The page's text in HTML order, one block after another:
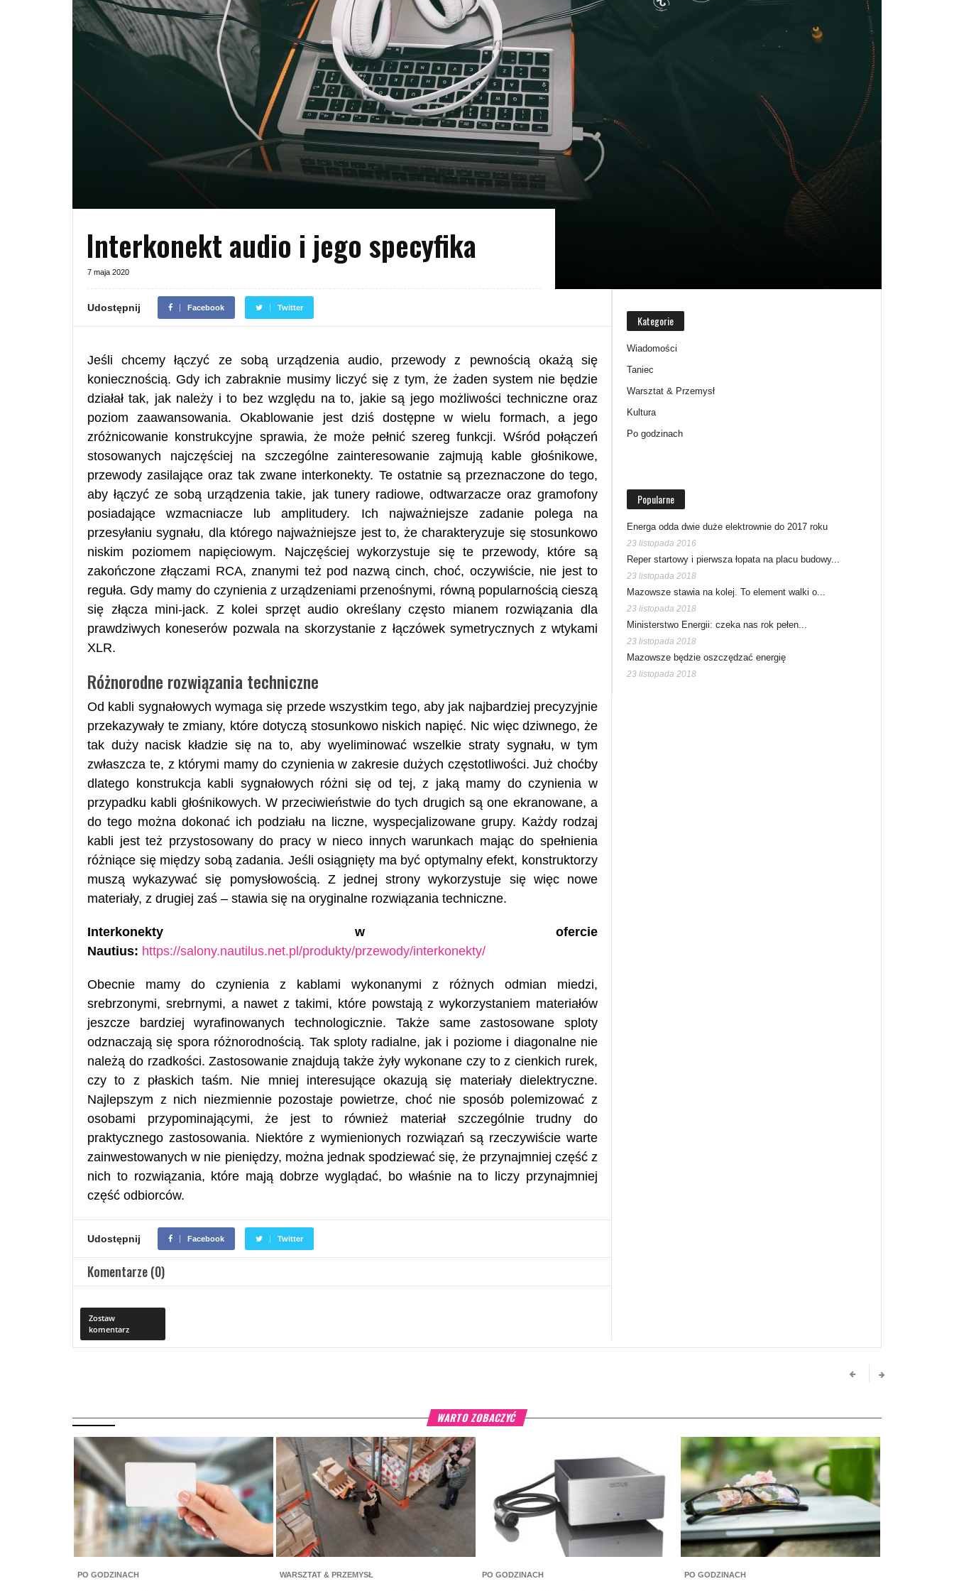
Interkonekt audio i jego specyfika
7 maja 2020
Udostępnij Facebook Twitter
Jeśli chcemy łączyć ze sobą urządzenia audio, przewody z pewnością okażą się
koniecznością. Gdy ich zabraknie musimy liczyć się z tym, że żaden system nie będzie
działał tak, jak należy i to bez względu na to, jakie są jego możliwości techniczne oraz
poziom zaawansowania. Okablowanie jest dziś dostępne w wielu formach, a jego
zróżnicowanie konstrukcyjne sprawia, że może pełnić szereg funkcji. Wśród połączeń
stosowanych najczęściej na szczególne zainteresowanie zajmują kable głośnikowe,
przewody zasilające oraz tak zwane interkonekty. Te ostatnie są przeznaczone do tego,
aby łączyć ze sobą urządzenia takie, jak tunery radiowe, odtwarzacze oraz gramofony
posiadające wzmacniacze lub amplitudery. Ich najważniejsze zadanie polega na
przesyłaniu sygnału, dla którego najważniejsze jest to, że charakteryzuje się stosunkowo
niskim poziomem napięciowym. Najczęściej wykorzystuje się te przewody, które są
zakończone złączami RCA, znanymi też pod nazwą cinch, choć, oczywiście, nie jest to
reguła. Gdy mamy do czynienia z urządzeniami przenośnymi, równą popularnością cieszą
się złącza mini-jack. Z kolei sprzęt audio określany często mianem rozwiązania dla
prawdziwych koneserów pozwala na skorzystanie z łączówek symetrycznych z wtykami
XLR.
Różnorodne rozwiązania techniczne
Od kabli sygnałowych wymaga się przede wszystkim tego, aby jak najbardziej precyzyjnie
przekazywały te zmiany, które dotyczą stosunkowo niskich napięć. Nic więc dziwnego, że
tak duży nacisk kładzie się na to, aby wyeliminować wszelkie straty sygnału, w tym
zwłaszcza te, z którymi mamy do czynienia w zakresie dużych częstotliwości. Już choćby
dlatego konstrukcja kabli sygnałowych różni się od tej, z jaką mamy do czynienia w
przypadku kabli głośnikowych. W przeciwieństwie do tych drugich są one ekranowane, a
do tego można dokonać ich podziału na liczne, wyspecjalizowane grupy. Każdy rodzaj
kabli jest też przystosowany do pracy w nieco innych warunkach mając do spełnienia
różniące się między sobą zadania. Jeśli osiągnięty ma być optymalny efekt, konstruktorzy
muszą wykazywać się pomysłowością. Z jednej strony wykorzystuje się więc nowe
materiały, z drugiej zaś – stawia się na oryginalne rozwiązania techniczne.
Interkonekty w ofercie
Nautius: https://salony.nautilus.net.pl/produkty/przewody/interkonekty/
Obecnie mamy do czynienia z kablami wykonanymi z różnych odmian miedzi,
srebrzonymi, srebrnymi, a nawet z takimi, które powstają z wykorzystaniem materiałów
jeszcze bardziej wyrafinowanych technologicznie. Także same zastosowane sploty
odznaczają się spora różnorodnością. Tak sploty radialne, jak i poziome i diagonalne nie
należą do rzadkości. Zastosowanie znajdują także żyły wykonane czy to z cienkich rurek,
czy to z płaskich taśm. Nie mniej interesujące okazują się materiały dielektryczne.
Najlepszym z nich niezmiennie pozostaje powietrze, choć nie sposób polemizować z
osobami przypominającymi, że jest to również materiał szczególnie trudny do
praktycznego zastosowania. Niektóre z wymienionych rozwiązań są rzeczywiście warte
zainwestowanych w nie pieniędzy, można jednak spodziewać się, że przynajmniej część z
nich to rozwiązania, które mają dobrze wyglądać, bo właśnie na to liczy przynajmniej
część odbiorców.
Udostępnij Facebook Twitter
Komentarze (0)
Zostaw
komentarz
Kategorie
Wiadomości
Taniec
Warsztat & Przemysł
Kultura
Po godzinach
Popularne
Energa odda dwie duże elektrownie do 2017 roku
23 listopada 2016
Reper startowy i pierwsza łopata na placu budowy...
23 listopada 2018
Mazowsze stawia na kolej. To element walki o...
23 listopada 2018
Ministerstwo Energii: czeka nas rok pełen...
23 listopada 2018
Mazowsze będzie oszczędzać energię
23 listopada 2018
WARTO ZOBACZYĆ
PO GODZINACH WARSZTAT & PRZEMYSŁ PO GODZINACH PO GODZINACH